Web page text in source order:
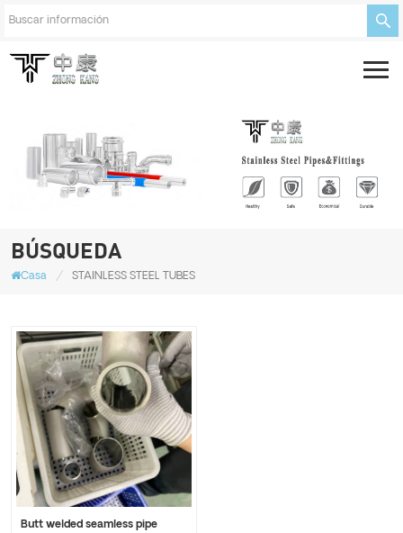
BÚSQUEDA
Casa / STAINLESS STEEL TUBES
Butt welded seamless pipe